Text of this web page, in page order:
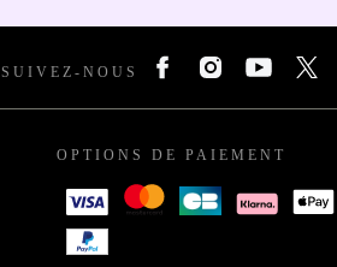
SUIVEZ-NOUS
OPTIONS DE PAIEMENT